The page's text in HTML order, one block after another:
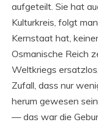
aufgeteilt. Sie hat
Kulturkreis, folgt
Kernstaat hat,
Osmanische Reich
Weltkriegs
Zufall, dass nur
herum gewesen
— das war die